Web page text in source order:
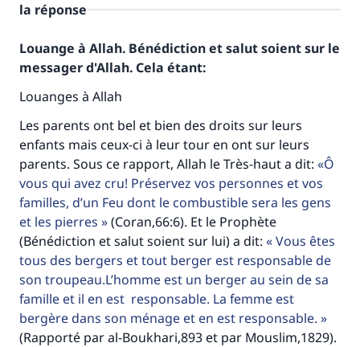
la réponse
Louange à Allah. Bénédiction et salut soient sur le
messager d'Allah. Cela étant:
Louanges à Allah
Les parents ont bel et bien des droits sur leurs
enfants mais ceux-ci à leur tour en ont sur leurs
parents. Sous ce rapport, Allah le Très-haut a dit:
Ô
vous qui avez cru! Préservez vos personnes et vos
familles, d’un Feu dont le combustible sera les gens
et les pierres
(Coran,66:6). Et le Prophète
(Bénédiction et salut soient sur lui) a dit:
Vous êtes
tous des bergers et tout berger est responsable de
son troupeau.L’homme est un berger au sein de sa
famille et il en est responsable. La femme est
bergère dans son ménage et en est responsable.
(Rapporté par al-Boukhari,893 et par Mouslim,1829).